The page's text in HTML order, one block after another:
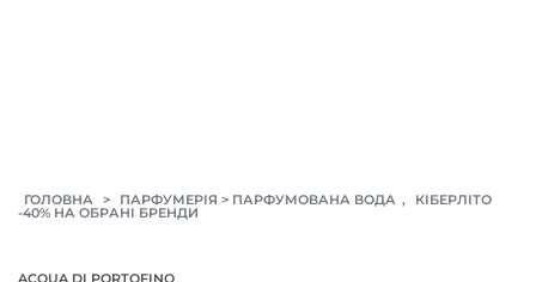
ГОЛОВНА > ПАРФУМЕРІЯ > ПАРФУМОВАНА ВОДА ,
КІБЕРЛІТО
-40% НА ОБРАНІ БРЕНДИ